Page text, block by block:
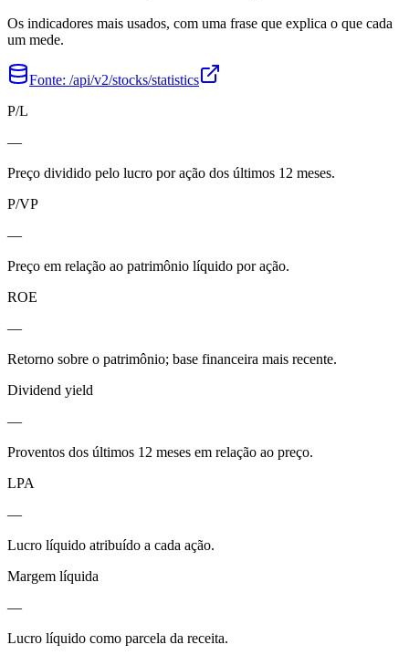
Os indicadores mais usados, com uma frase que explica o que cada
um mede.
Fonte: /api/v2/stocks/statistics
P/L
—
Preço dividido pelo lucro por ação dos últimos 12 meses.
P/VP
—
Preço em relação ao patrimônio líquido por ação.
ROE
—
Retorno sobre o patrimônio; base financeira mais recente.
Dividend yield
—
Proventos dos últimos 12 meses em relação ao preço.
LPA
—
Lucro líquido atribuído a cada ação.
Margem líquida
—
Lucro líquido como parcela da receita.